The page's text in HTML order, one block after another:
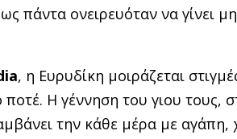
πάντα ονειρευόταν να γίνει
, η Ευρυδίκη μοιράζεται
Η γέννηση του γιου τους,
την κάθε μέρα με αγάπη,